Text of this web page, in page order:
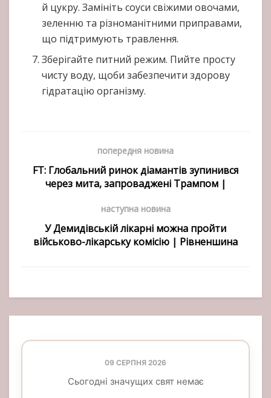
й цукру. Замініть соуси свіжими овочами,
зеленню та різноманітними приправами,
що підтримують травлення.
Зберігайте питний режим. Пийте просту
чисту воду, щоби забезпечити здорову
гідратацію організму.
попередня новина
FT: Глобальний ринок діамантів зупинився
через мита, запроваджені Трампом |
наступна новина
У Демидівській лікарні можна пройти
військово-лікарську комісію | Рівненшина
09 СЕРПНЯ 2026
Сьогодні значущих свят немає